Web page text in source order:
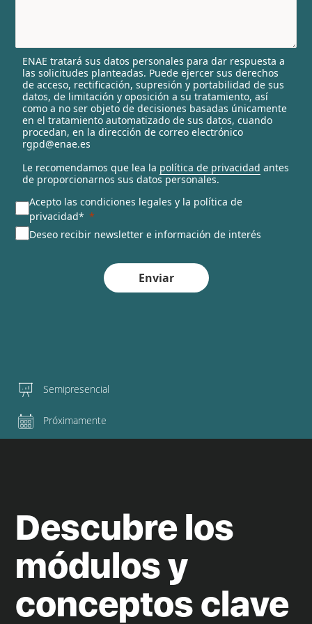
l
e
c
t
e
d
ENAE tratará sus datos personales para dar respuesta a
las solicitudes planteadas. Puede ejercer sus derechos
de acceso, rectificación, supresión y portabilidad de sus
datos, de limitación y oposición a su tratamiento, así
como a no ser objeto de decisiones basadas únicamente
en el tratamiento automatizado de sus datos, cuando
procedan, en la dirección de correo electrónico
rgpd@enae.es
Le recomendamos que lea la política de privacidad antes
de proporcionarnos sus datos personales.
Acepto las condiciones legales y la política de
privacidad*
Deseo recibir newsletter e información de interés
Enviar
Semipresencial
Próximamente
Descubre los
módulos y
conceptos clave